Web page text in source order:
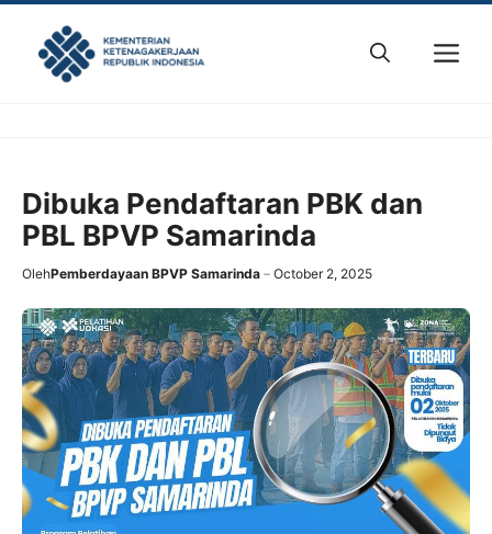
content
Dibuka Pendaftaran PBK dan
PBL BPVP Samarinda
OlehPemberdayaan BPVP Samarinda October 2, 2025